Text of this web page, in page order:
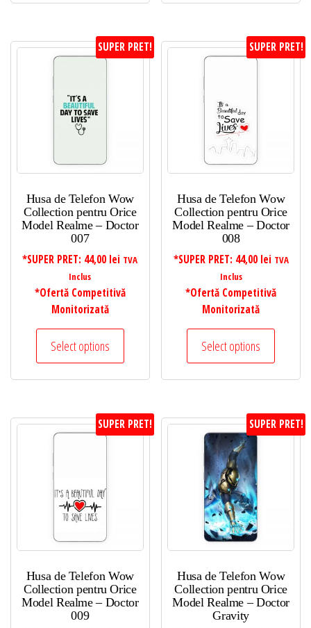
SUPER PRET!
Husa de Telefon Wow
Collection pentru Orice
Model Realme – Doctor
007
*SUPER PRET: 44,00 lei TVA
Inclus
*Ofertă Competitivă
Monitorizată
Select options
SUPER PRET!
Husa de Telefon Wow
Collection pentru Orice
Model Realme – Doctor
008
*SUPER PRET: 44,00 lei TVA
Inclus
*Ofertă Competitivă
Monitorizată
Select options
SUPER PRET!
Husa de Telefon Wow
Collection pentru Orice
Model Realme – Doctor
009
SUPER PRET!
Husa de Telefon Wow
Collection pentru Orice
Model Realme – Doctor
Gravity